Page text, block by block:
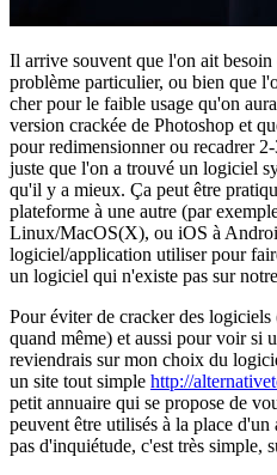
Il arrive souvent que l'on ait
problème particulier, ou bien que
cher pour le faible usage qu'on
version crackée de Photoshop et
pour redimensionner ou recadrer
juste que l'on a trouvé un logiciel
qu'il y a mieux. Ça peut être
plateforme à une autre (par
Linux/MacOS(X), ou iOS à
logiciel/application utiliser pour
un logiciel qui n'existe pas sur
Pour éviter de cracker des
quand même) et aussi pour voir si
reviendrais sur mon choix du
un site tout simple http://
petit annuaire qui se propose de
peuvent être utilisés à la place
pas d'inquiétude, c'est très simple,